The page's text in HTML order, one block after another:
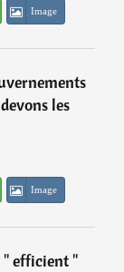
Image
les
Image
efficient "